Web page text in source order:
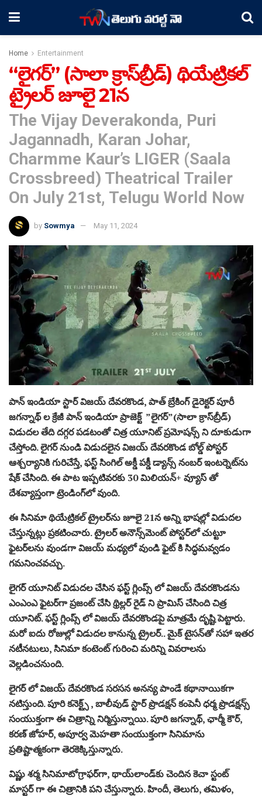
Home Entertainment
“లైగర్” (సాలా క్రాస్‌బ్రీడ్) థియేట్రికల్
ట్రైలర్ జూలై 21న
The Vijay Deverakonda, Puri
Jagannadh, Karan Johar,
Charmme Kaur’s LIGER (Saala
Crossbreed) Theatrical Trailer
On July 21st, Telugu World Now
by Sowmya May 11, 2024
పాన్ ఇండియా స్టార్ విజయ్ దేవరకొండ, పాత్ బ్రేకింగ్ డైరెక్టర్ పూరీ
జగన్నాథ్ ల క్రేజీ పాన్ ఇండియా ప్రాజెక్ట్ ”లైగర్”(సాలా క్రాస్‌బ్రీడ్)
విడుదల తేది దగ్గర పడటంతో చిత్ర యూనిట్ ప్రమోషన్స్ ని దూకుడుగా
చేస్తోంది. లైగర్ నుండి విడుదలైన విజయ్ దేవరకొండ బోల్డ్ పోస్టర్
ఆశ్చర్యానికి గురిచేస్తే, ఫస్ట్ సింగిల్ అక్డీ పక్డీ డ్యాన్స్ నంబర్ ఇంటర్నెట్‌ను
షేక్ చేసింది. ఈ పాట ఇప్పటివరకు 30 మిలియన్+ వ్యూస్ తో
దేశవ్యాప్తంగా ట్రెండింగ్‌లో వుంది.
ఈ సినిమా థియేట్రికల్ ట్రైలర్‌ను జూలై 21న అన్ని భాషల్లో విడుదల
చేస్తున్నట్లు ప్రకటించారు. ట్రైలర్ అనౌన్స్‌మెంట్ పోస్టర్‌లో చుట్టూ
ఫైటర్‌లను వుండగా విజయ్ మధ్యలో వుండి ఫైట్ కి సిద్ధమవ్వడం
గమనించవచ్చు.
లైగర్ యూనిట్ విడుదల చేసిన ఫస్ట్ గ్లింప్స్ లో విజయ్ దేవరకొండను
ఎంఎంఎ ఫైటర్‌గా ప్రజంట్ చేసి థ్రిల్లర్ రైడ్‌ ని ప్రామిస్ చేసింది చిత్ర
యూనిట్. ఫస్ట్ గ్లింప్స్ లో విజయ్ దేవరకొండపై మాత్రమే దృష్టి పెట్టారు.
మరో ఐదు రోజుల్లో విడుదల కానున్న ట్రైలర్.. మైక్ టైసన్‌తో సహా ఇతర
నటీనటులు, సినిమా కంటెంట్ గురించి మరిన్ని వివరాలను
వెల్లడించనుంది.
లైగర్ లో విజయ్ దేవరకొండ సరసన అనన్య పాండే కథానాయికగా
నటిస్తుంది. పూరి కనెక్ట్స్ , బాలీవుడ్ స్టార్ ప్రొడక్షన్ కంపెనీ ధర్మ ప్రొడక్షన్స్
సంయుక్తంగా ఈ చిత్రాన్ని నిర్మిస్తున్నాయి. పూరి జగన్నాథ్, ఛార్మీ కౌర్,
కరణ్ జోహర్, అపూర్వ మెహతా సంయుక్తంగా సినిమాను
ప్రతిష్టాత్మకంగా తెరకెక్కిస్తున్నారు.
విష్ణు శర్మ సినిమాటోగ్రాఫర్‌గా, థాయ్‌లాండ్‌కు చెందిన కెచా స్టంట్
మాస్టర్ గా ఈ చిత్రానికి పని చేస్తున్నారు. హిందీ, తెలుగు, తమిళం,